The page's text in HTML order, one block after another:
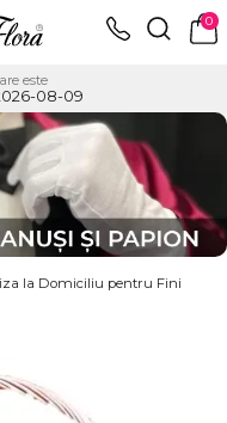
0
este
08-09
la Domiciliu pentru Fini